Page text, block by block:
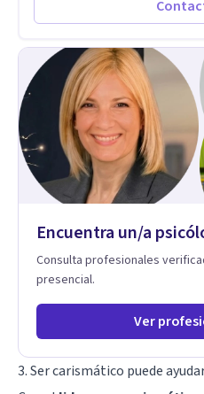
significa ser migrante,
nuevo.
Encuentra un/a
Consulta profesionales
presencial.
Ver
3. Ser carismático puede